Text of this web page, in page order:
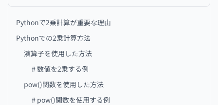
Pythonで2乗計算が重要な理由
Pythonでの2乗計算方法
演算子を使用した方法
# 数値を2乗する例
pow()関数を使用した方法
# pow()関数を使用する例